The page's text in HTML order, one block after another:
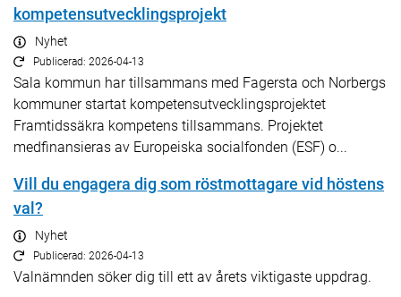
kompetensutvecklingsprojekt
Nyhet
Publicerad: 2026-04-13
Sala kommun har tillsammans med Fagersta och Norbergs
kommuner startat kompetensutvecklingsprojektet
Framtidssäkra kompetens tillsammans. Projektet
medfinansieras av Europeiska socialfonden (ESF) o...
Vill du engagera dig som röstmottagare vid höstens
val?
Nyhet
Publicerad: 2026-04-13
Valnämnden söker dig till ett av årets viktigaste uppdrag.